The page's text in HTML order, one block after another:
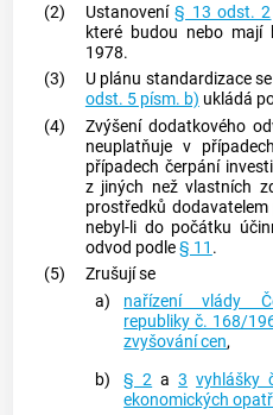
(2)
Ustanovení§ 13 odst. 2
které budou nebo
1978.
(3)
U plánu standardizace
odst. 5 písm. b) ukládá
(4)
Zvýšení dodatkového
neuplatňuje v
případech čerpání
z jiných než vlastních
prostředků
nebyl-li do počátku
odvod podle§ 11 .
(5)
Zrušují se
a)
nařízení vlády
republiky č. 168/
zvyšování cen,
b)
§ 2 a3 vyhlášky
ekonomických